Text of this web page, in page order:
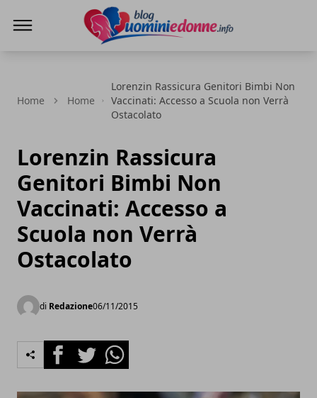
Home Home
Lorenzin Rassicura Genitori Bimbi Non
Vaccinati: Accesso a Scuola non Verrà
Ostacolato
Lorenzin Rassicura
Genitori Bimbi Non
Vaccinati: Accesso a
Scuola non Verrà
Ostacolato
di Redazione06/11/2015
FacebookTwitterWhatsapp